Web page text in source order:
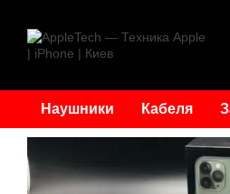
Наушники Кабеля